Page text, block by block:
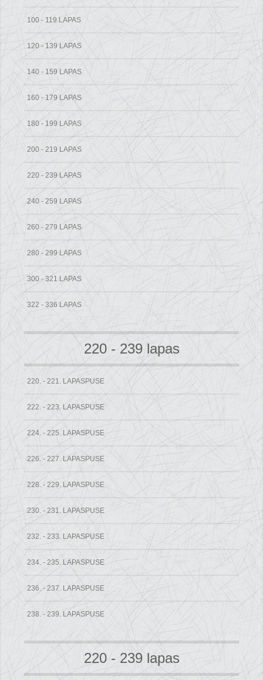
100 - 119 LAPAS
120 - 139 LAPAS
140 - 159 LAPAS
160 - 179 LAPAS
180 - 199 LAPAS
200 - 219 LAPAS
220 - 239 LAPAS
240 - 259 LAPAS
260 - 279 LAPAS
280 - 299 LAPAS
300 - 321 LAPAS
322 - 336 LAPAS
220 - 239 lapas
220. - 221. LAPASPUSE
222. - 223. LAPASPUSE
224. - 225. LAPASPUSE
226. - 227. LAPASPUSE
228. - 229. LAPASPUSE
230. - 231. LAPASPUSE
232. - 233. LAPASPUSE
234. - 235. LAPASPUSE
236. - 237. LAPASPUSE
238. - 239. LAPASPUSE
220 - 239 lapas